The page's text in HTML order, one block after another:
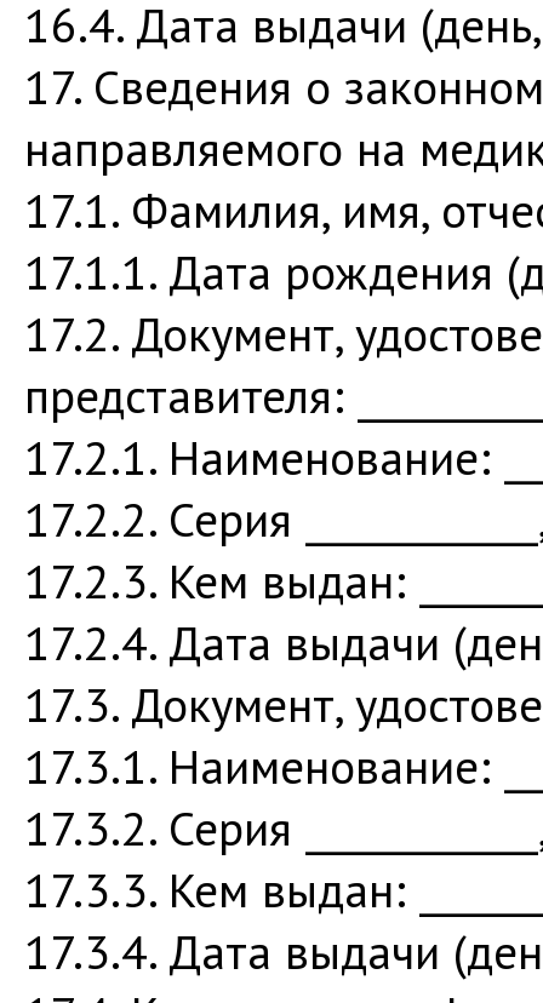
16.4. Дата выдачи (день,
17. Сведения о
направляемого на
17.1. Фамилия, имя,
17.1.1. Дата рождения
17.2. Документ,
представителя:
17.2.1. Наименование:
17.2.2. Серия
17.2.3. Кем выдан:
17.2.4. Дата выдачи
17.3. Документ,
17.3.1. Наименование:
17.3.2. Серия
17.3.3. Кем выдан:
17.3.4. Дата выдачи